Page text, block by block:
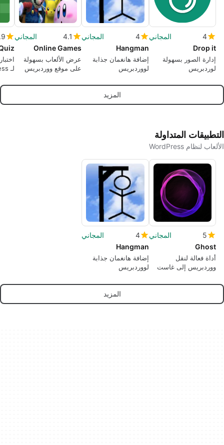
4
المجاني
Drop it
إدارة الصور بسهولة
لوردبريس
4
المجاني
Hangman
إضافة هانغمان جذابة
لووردبريس
4.1
المجاني
Online Games
عرض الألعاب بسهولة
على موقع ووردبريس
المزيد
التطبيقات المتداولة
الألعاب لنظام WordPress
5
المجاني
Ghost
أداة فعالة لنقل
ووردبريس إلى غاست
4
المجاني
Hangman
إضافة هانغمان جذابة
لووردبريس
المزيد